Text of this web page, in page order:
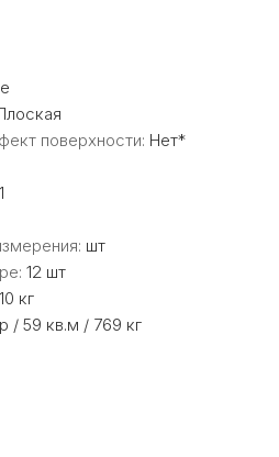
поверхности: Нет*
шт
12 шт
кг
/ 59 кв.м / 769 кг